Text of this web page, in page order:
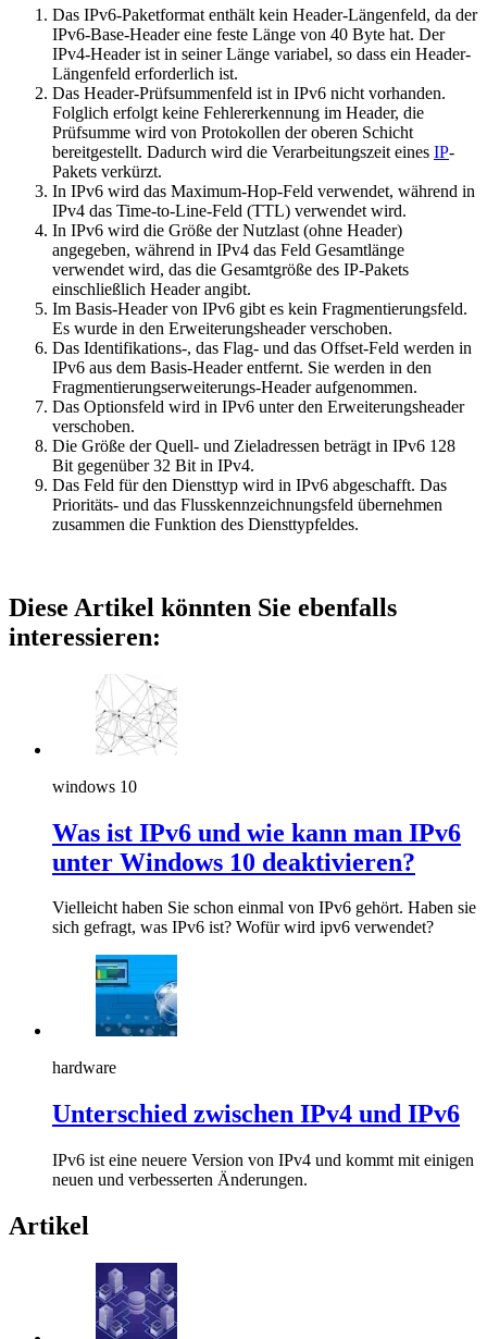
Das IPv6-Paketformat enthält kein Header-Längenfeld, da der
IPv6-Base-Header eine feste Länge von 40 Byte hat. Der
IPv4-Header ist in seiner Länge variabel, so dass ein Header-
Längenfeld erforderlich ist.
Das Header-Prüfsummenfeld ist in IPv6 nicht vorhanden.
Folglich erfolgt keine Fehlererkennung im Header, die
Prüfsumme wird von Protokollen der oberen Schicht
bereitgestellt. Dadurch wird die Verarbeitungszeit eines IP-
Pakets verkürzt.
In IPv6 wird das Maximum-Hop-Feld verwendet, während in
IPv4 das Time-to-Line-Feld (TTL) verwendet wird.
In IPv6 wird die Größe der Nutzlast (ohne Header)
angegeben, während in IPv4 das Feld Gesamtlänge
verwendet wird, das die Gesamtgröße des IP-Pakets
einschließlich Header angibt.
Im Basis-Header von IPv6 gibt es kein Fragmentierungsfeld.
Es wurde in den Erweiterungsheader verschoben.
Das Identifikations-, das Flag- und das Offset-Feld werden in
IPv6 aus dem Basis-Header entfernt. Sie werden in den
Fragmentierungserweiterungs-Header aufgenommen.
Das Optionsfeld wird in IPv6 unter den Erweiterungsheader
verschoben.
Die Größe der Quell- und Zieladressen beträgt in IPv6 128
Bit gegenüber 32 Bit in IPv4.
Das Feld für den Diensttyp wird in IPv6 abgeschafft. Das
Prioritäts- und das Flusskennzeichnungsfeld übernehmen
zusammen die Funktion des Diensttypfeldes.
Diese Artikel könnten Sie ebenfalls
interessieren:
windows 10
Was ist IPv6 und wie kann man IPv6
unter Windows 10 deaktivieren?
Vielleicht haben Sie schon einmal von IPv6 gehört. Haben sie
sich gefragt, was IPv6 ist? Wofür wird ipv6 verwendet?
hardware
Unterschied zwischen IPv4 und IPv6
IPv6 ist eine neuere Version von IPv4 und kommt mit einigen
neuen und verbesserten Änderungen.
Artikel